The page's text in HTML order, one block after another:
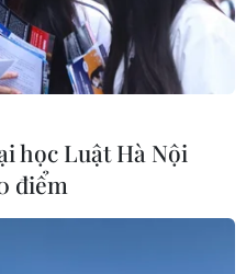
học Luật Hà Nội
điểm